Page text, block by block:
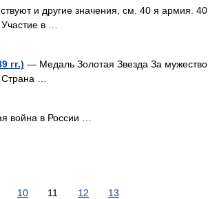
и другие значения, см. 40 я армия. 40
в …
гг.) — Медаль Золотая Звезда За мужество
…
война в России …
10 11 12 13